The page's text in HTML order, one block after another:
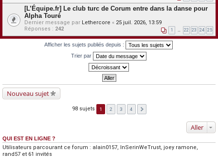
[L’Équipe.fr] Le club turc de Corum entre dans la danse pour
Alpha Touré
Dernier message par Lethercore « 25 juil. 2026, 13:59
Réponses : 242 1 … 22 23 24 25
Afficher les sujets publiés depuis :
Trier par
Nouveau sujet
98 sujets 1 2 3 4
Aller
QUI EST EN LIGNE ?
Utilisateurs parcourant ce forum : alain0157, InSerinWeTrust, joey ramone,
rand57 et 61 invités